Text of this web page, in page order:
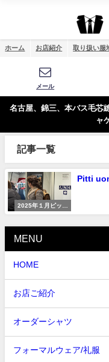
ホーム お店紹介 取り扱い服
メール
名古屋、錦三、本バス毛芯
ャ
記事一覧
2025年１月ピッテ
ィウォモ
Pitti
MENU
HOME
お店ご紹介
オーダーシャツ
フォーマルウェア/礼服